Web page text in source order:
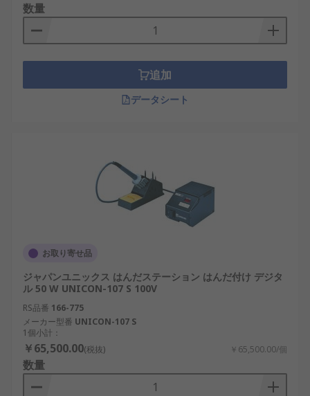
数量
追加
データシート
お取り寄せ品
ジャパンユニックス はんだステーション はんだ付け デジタ
ル 50 W UNICON-107 S 100V
RS品番 166-775
メーカー型番 UNICON-107 S
1個小計：
￥65,500.00(税抜) ￥65,500.00/個
数量